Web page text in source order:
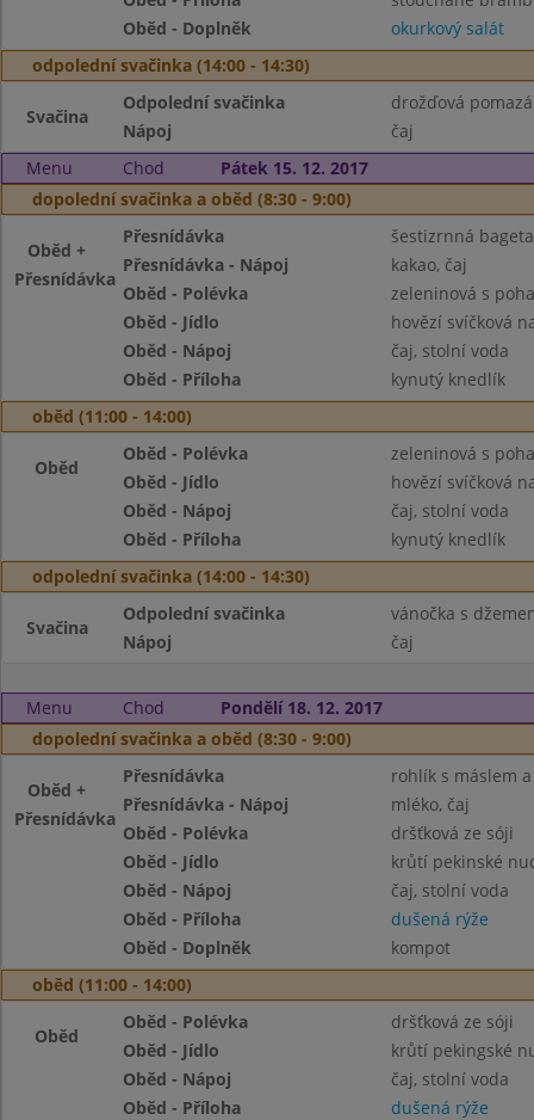
Oběd - Doplněk
okurkový salát
odpolední svačinka (14:00 - 14:30)
Svačina
Odpolední svačinka
drožďová
Nápoj
čaj
Menu
Chod
Pátek 15. 12. 2017
dopolední svačinka a oběd (8:30 - 9:00)
Oběd +
Přesnídávka
Přesnídávka
šestizrnná
Přesnídávka - Nápoj
kakao, čaj
Oběd - Polévka
zeleninová s
Oběd - Jídlo
hovězí svíčková
Oběd - Nápoj
čaj, stolní voda
Oběd - Příloha
kynutý knedlík
oběd (11:00 - 14:00)
Oběd
Oběd - Polévka
zeleninová s
Oběd - Jídlo
hovězí svíčková
Oběd - Nápoj
čaj, stolní voda
Oběd - Příloha
kynutý knedlík
odpolední svačinka (14:00 - 14:30)
Svačina
Odpolední svačinka
vánočka s
Nápoj
čaj
Menu Chod
Pondělí 18. 12. 2017
dopolední svačinka a oběd (8:30 - 9:00)
Oběd +
Přesnídávka
Přesnídávka
rohlík s máslem
Přesnídávka - Nápoj
mléko, čaj
Oběd - Polévka
dršťková ze sóji
Oběd - Jídlo
krůtí pekinské
Oběd - Nápoj
čaj, stolní voda
Oběd - Příloha
dušená rýže
Oběd - Doplněk
kompot
oběd (11:00 - 14:00)
Oběd
Oběd - Polévka
dršťková ze sóji
Oběd - Jídlo
krůtí pekingské
Oběd - Nápoj
čaj, stolní voda
Oběd - Příloha
dušená rýže